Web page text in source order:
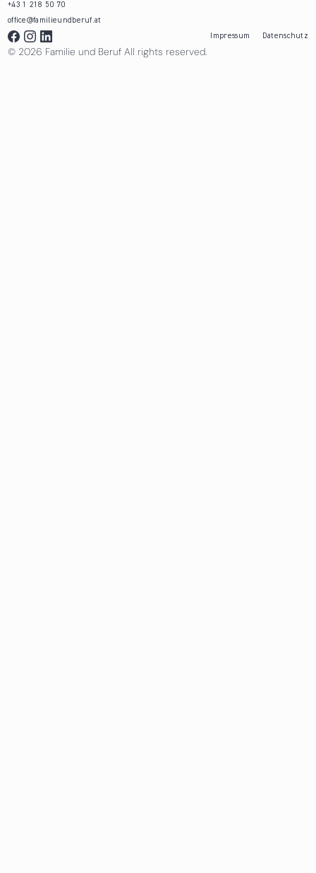
+43 1 218 50 70
office@familieundberuf.at
Impressum
Datenschutz
© 2026 Familie und Beruf All rights reserved.